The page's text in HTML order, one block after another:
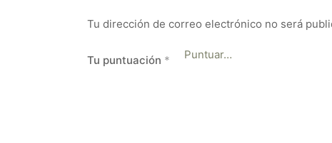
Tu dirección de correo electrónico no será
Tu puntuación *